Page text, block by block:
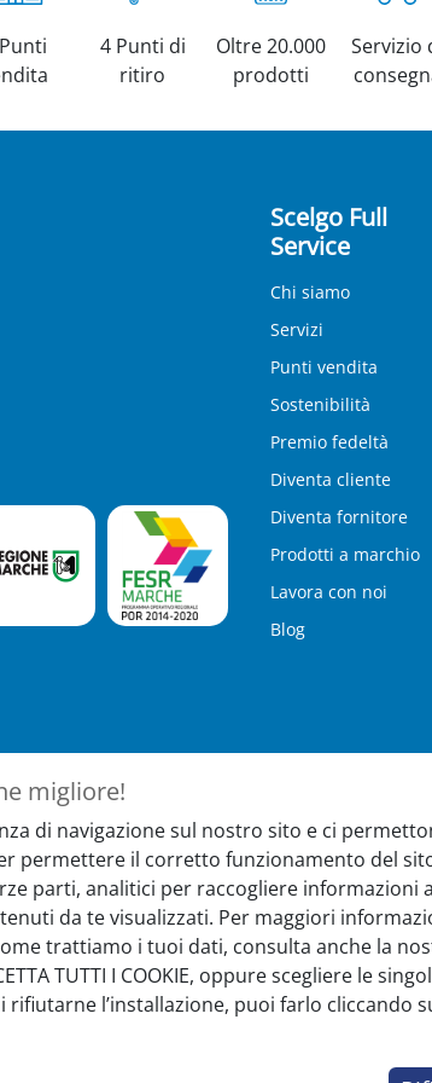
migliore!
di navigazione sul nostro sito e ci
permettere il corretto funzionamento del
parti, analitici per raccogliere informazioni
da te visualizzati. Per maggiori
trattiamo i tuoi dati, consulta anche la
TUTTI I COOKIE, oppure scegliere le
rifiutarne l’installazione, puoi farlo cliccando
4 Punti di
ritiro
Oltre 20.000
prodotti
Servizio
Scelgo Full
Service
Chi siamo
Servizi
Punti vendita
Sostenibilità
Premio fedeltà
Diventa cliente
Diventa fornitore
Prodotti a marchio
Lavora con noi
Blog
novità e iniziative
Iscrivimi
Hai
Il
nei
Lun-